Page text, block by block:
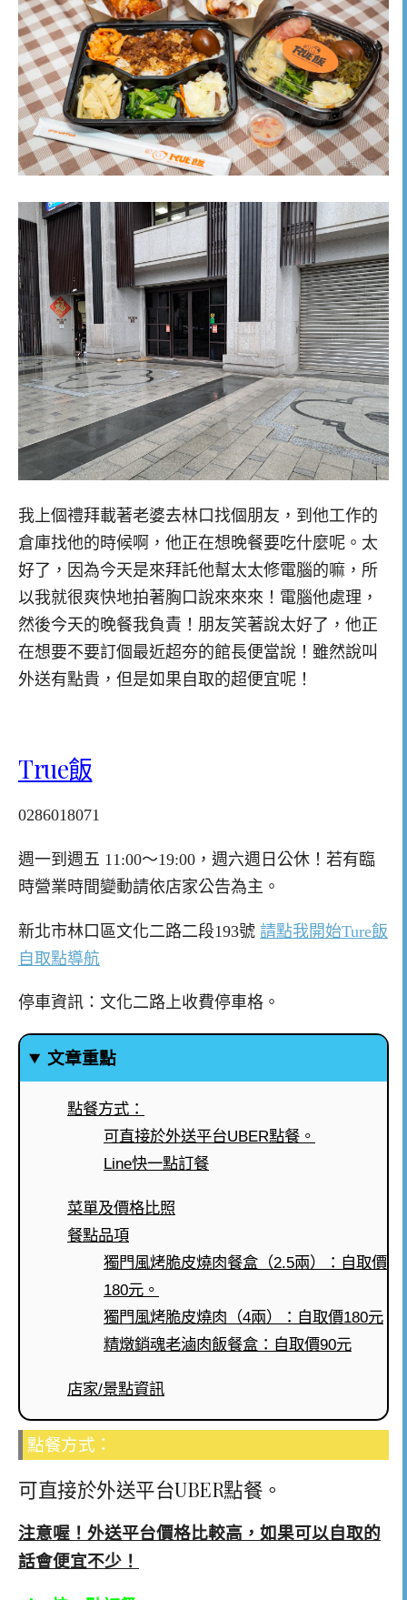
我上個禮拜載著老婆去林口找個朋友，到他工作的
倉庫找他的時候啊，他正在想晚餐要吃什麼呢。太
好了，因為今天是來拜託他幫太太修電腦的嘛，所
以我就很爽快地拍著胸口說來來來！電腦他處理，
然後今天的晚餐我負責！朋友笑著說太好了，他正
在想要不要訂個最近超夯的館長便當說！雖然說叫
外送有點貴，但是如果自取的超便宜呢！
True飯
0286018071
週一到週五 11:00～19:00，週六週日公休！若有臨
時營業時間變動請依店家公告為主。
新北市林口區文化二路二段193號 請點我開始Ture飯
自取點導航
停車資訊：文化二路上收費停車格。
文章重點
點餐方式：
可直接於外送平台UBER點餐。
Line快一點訂餐
菜單及價格比照
餐點品項
獨門風烤脆皮燒肉餐盒（2.5兩）：自取價
180元。
獨門風烤脆皮燒肉（4兩）：自取價180元
精燉銷魂老滷肉飯餐盒：自取價90元
店家/景點資訊
點餐方式 ：
可直接於外送平台UBER點餐。
注意喔！外送平台價格比較高，如果可以自取的
話會便宜不少！